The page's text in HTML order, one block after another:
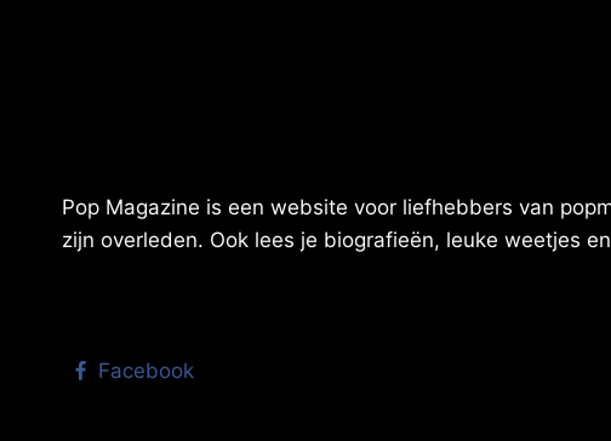
Pop Magazine is een website voor liefhebbers van
zijn overleden. Ook lees je biografieën, leuke weetjes
Facebook